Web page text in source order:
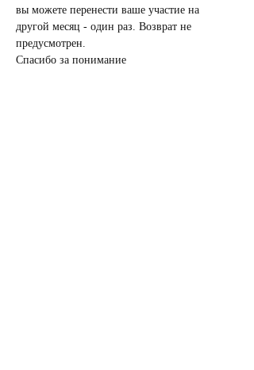
вы можете перенести ваше участие на
другой месяц - один раз. Возврат не
предусмотрен.
Спасибо за понимание